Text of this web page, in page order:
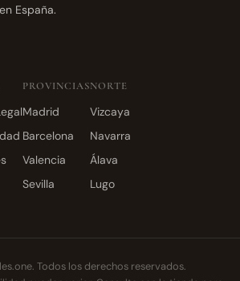
España.
PROVINCIAS
Madrid
Barcelona
Valencia
Sevilla
NORTE
Vizcaya
Navarra
Álava
Lugo
Todos los derechos reservados.